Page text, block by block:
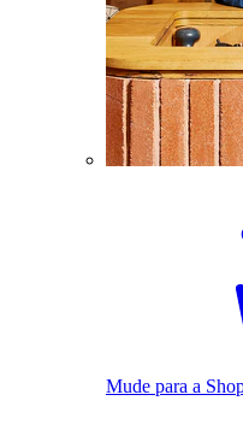
Mude para a